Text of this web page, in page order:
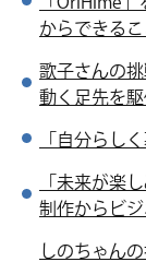
からできる
歌子さんの
動く足先を駆
「自分らし
「未来が楽
制作からビ
しのちゃん